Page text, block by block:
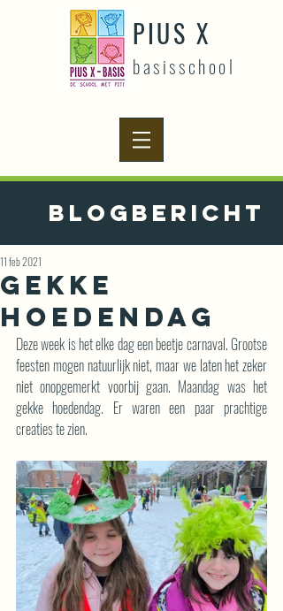
PIUS X
basisschool
Blogbericht
Gekke
hoedendag
11 feb 2021
Deze week is het elke dag een beetje carnaval. Grootse
feesten mogen natuurlijk niet, maar we laten het zeker
niet onopgemerkt voorbij gaan. Maandag was het
gekke hoedendag. Er waren een paar prachtige
creaties te zien.